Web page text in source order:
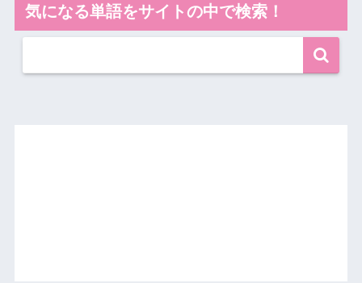
気になる単語をサイトの中で検索！